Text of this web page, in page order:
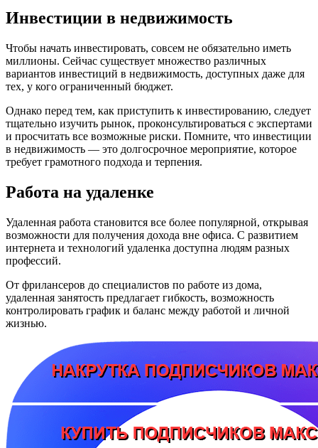
Инвестиции в недвижимость
Чтобы начать инвестировать, совсем не обязательно иметь
миллионы. Сейчас существует множество различных
вариантов инвестиций в недвижимость, доступных даже для
тех, у кого ограниченный бюджет.
Однако перед тем, как приступить к инвестированию, следует
тщательно изучить рынок, проконсультироваться с экспертами
и просчитать все возможные риски. Помните, что инвестиции
в недвижимость — это долгосрочное мероприятие, которое
требует грамотного подхода и терпения.
Работа на удаленке
Удаленная работа становится все более популярной, открывая
возможности для получения дохода вне офиса. С развитием
интернета и технологий удаленка доступна людям разных
профессий.
От фрилансеров до специалистов по работе из дома,
удаленная занятость предлагает гибкость, возможность
контролировать график и баланс между работой и личной
жизнью.